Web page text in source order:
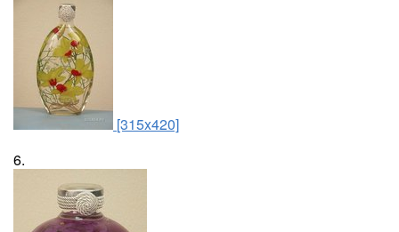
[315x420]
6.